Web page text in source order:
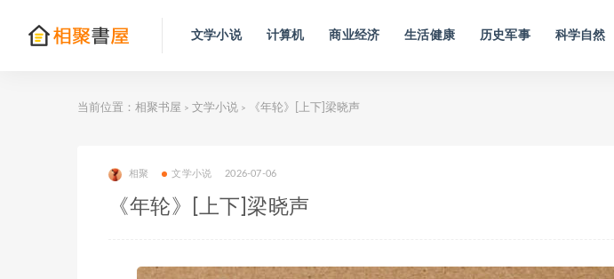
文学小说 计算机 商业经济 生活健康 历史军事 科学自然
当前位置： 相聚书屋 > 文学小说 > 《年轮》[上下]梁晓声
相聚 文学小说 2026-07-06
《年轮》[上下]梁晓声